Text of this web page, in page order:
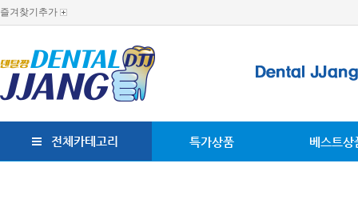
즐겨찾기추가
전체카테고리 특가상품 베스트상